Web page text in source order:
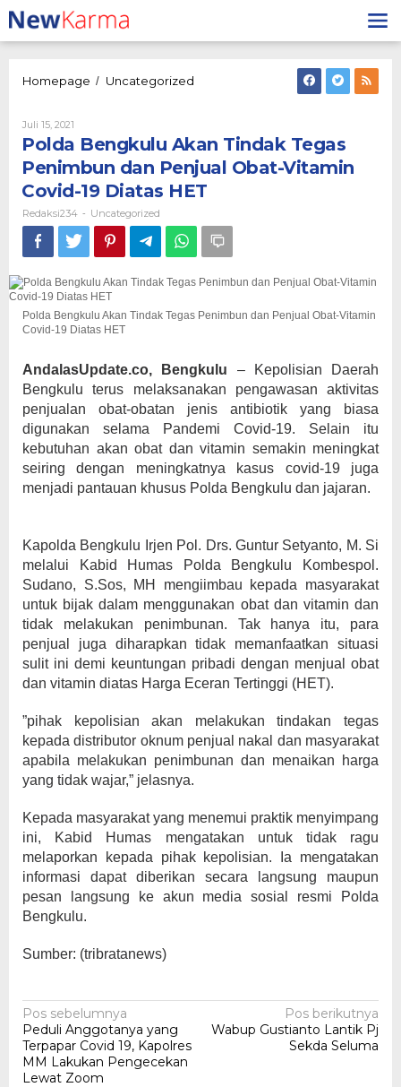
Lewati
ke
konten
Homepage / Uncategorized
Tegas
Penimbun
dan
Penjual
Vitamin
Covid-
19
HET
Juli 15, 2021
Redaksi234
Polda Bengkulu Akan Tindak Tegas
Penimbun dan Penjual Obat-Vitamin
Covid-19 Diatas HET
Redaksi234 - Uncategorized
Polda Bengkulu Akan Tindak Tegas Penimbun dan Penjual Obat-Vitamin
Covid-19 Diatas HET
AndalasUpdate.co, Bengkulu – Kepolisian Daerah
Bengkulu terus melaksanakan pengawasan aktivitas
penjualan obat-obatan jenis antibiotik yang biasa
digunakan selama Pandemi Covid-19. Selain itu
kebutuhan akan obat dan vitamin semakin meningkat
seiring dengan meningkatnya kasus covid-19 juga
menjadi pantauan khusus Polda Bengkulu dan jajaran.
Kapolda Bengkulu Irjen Pol. Drs. Guntur Setyanto, M. Si
melalui Kabid Humas Polda Bengkulu Kombespol.
Sudano, S.Sos, MH mengiimbau kepada masyarakat
untuk bijak dalam menggunakan obat dan vitamin dan
tidak melakukan penimbunan. Tak hanya itu, para
penjual juga diharapkan tidak memanfaatkan situasi
sulit ini demi keuntungan pribadi dengan menjual obat
dan vitamin diatas Harga Eceran Tertinggi (HET).
”pihak kepolisian akan melakukan tindakan tegas
kepada distributor oknum penjual nakal dan masyarakat
apabila melakukan penimbunan dan menaikan harga
yang tidak wajar,” jelasnya.
Kepada masyarakat yang menemui praktik menyimpang
ini, Kabid Humas mengatakan untuk tidak ragu
melaporkan kepada pihak kepolisian. Ia mengatakan
informasi dapat diberikan secara langsung maupun
pesan langsung ke akun media sosial resmi Polda
Bengkulu.
Sumber: (tribratanews)
Navigasi
pos
Pos sebelumnya
Peduli Anggotanya yang
Terpapar Covid 19, Kapolres
MM Lakukan Pengecekan
Lewat Zoom
Pos berikutnya
Wabup Gustianto Lantik Pj
Sekda Seluma